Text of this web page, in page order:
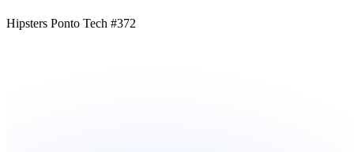
Hipsters Ponto Tech #372